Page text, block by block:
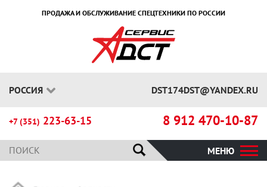
ПРОДАЖА И ОБСЛУЖИВАНИЕ СПЕЦТЕХНИКИ ПО РОССИИ
РОССИЯ DST174DST@YANDEX.RU
+7 (351) 223-63-15 8 912 470-10-87
МЕНЮ